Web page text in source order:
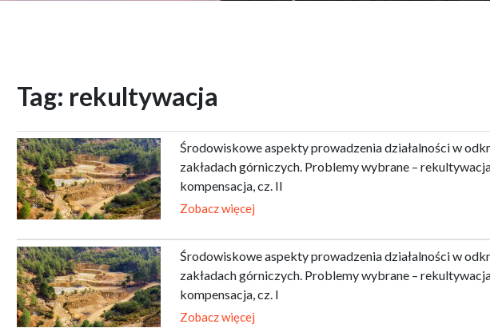
Tag: rekultywacja
Środowiskowe aspekty prowadzenia działalności w
zakładach górniczych. Problemy wybrane –
kompensacja, cz. II
Zobacz więcej
Środowiskowe aspekty prowadzenia działalności w
zakładach górniczych. Problemy wybrane –
kompensacja, cz. I
Zobacz więcej